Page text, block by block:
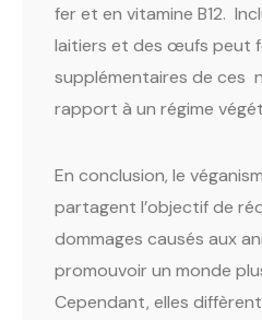
fer et en vitamine B12.
laitiers et des œufs peut
supplémentaires de ces
rapport à un régime
En conclusion, le
partagent l’objectif de
dommages causés aux
promouvoir un monde
Cependant, elles